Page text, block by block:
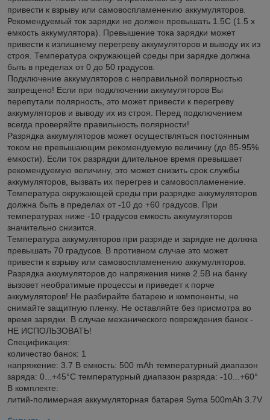
привести к взрыву или самовоспламенению аккумуляторов.
Рекомендуемый ток зарядки не должен превышать 1.5С (1.5 х
емкость аккумулятора). Превышение тока зарядки может
привести к излишнему перегреву аккумуляторов и выводу их из
строя. Температура окружающей среды при зарядке должна
быть в пределах от 0 до 50 градусов.
Подключение аккумуляторов с неправильной полярностью
запрещено! Если при подключении аккумуляторов Вы
перепутали полярность, это может привести к перегреву
аккумуляторов и выводу их из строя. Перед подключением
всегда проверяйте правильность полярности!
Разрядка аккумуляторов может осуществляться постоянным
током не превышающим рекомендуемую величину (до 85-95%
емкости). Если ток разрядки длительное время превышает
рекомендуемую величину, это может снизить срок службы
аккумуляторов, вызвать их перегрев и самовоспламенение.
Температура окружающей среды при разрядке аккумуляторов
должна быть в пределах от -10 до +60 градусов. При
температурах ниже -10 градусов емкость аккумуляторов
значительно снизится.
Температура аккумуляторов при разряде и зарядке не должна
превышать 70 градусов. В противном случае это может
привести к взрыву или самовоспламенению аккумуляторов.
Разрядка аккумуляторов до напряжения ниже 2.5В на банку
вызовет необратимые процессы и приведет к порче
аккумуляторов! Не разбирайте батарею и компоненты, не
снимайте защитную пленку. Не оставляйте без присмотра во
время зарядки. В случае механического повреждения банок -
НЕ ИСПОЛЬЗОВАТЬ!
Спецификация:
количество банок: 1
напряжение: 3.7 В емкость: 500 mAh температурный диапазон
заряда: 0...+45°C температурный диапазон разряда: -10...+60°
В комплекте:
литий-полимерная аккумуляторная батарея Syma 500mAh 3.7V